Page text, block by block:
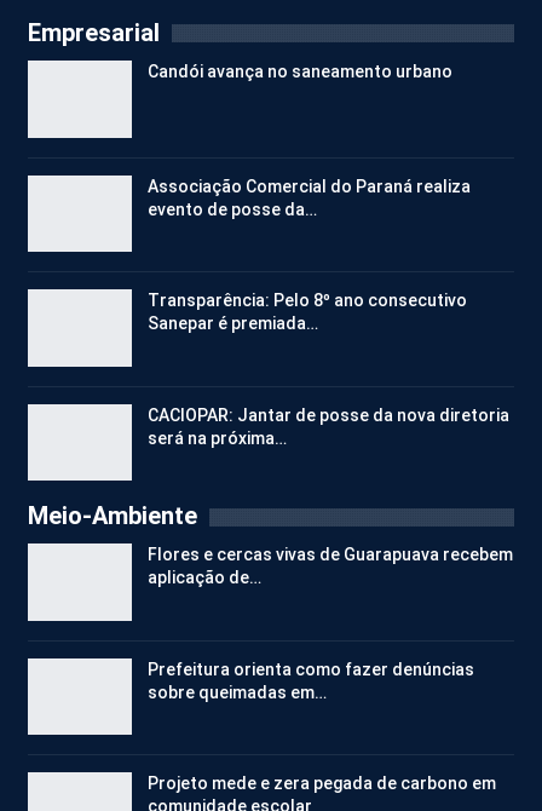
Empresarial
Candói avança no saneamento urbano
Associação Comercial do Paraná realiza
evento de posse da…
Transparência: Pelo 8º ano consecutivo
Sanepar é premiada…
CACIOPAR: Jantar de posse da nova diretoria
será na próxima…
Meio-Ambiente
Flores e cercas vivas de Guarapuava recebem
aplicação de…
Prefeitura orienta como fazer denúncias
sobre queimadas em…
Projeto mede e zera pegada de carbono em
comunidade escolar